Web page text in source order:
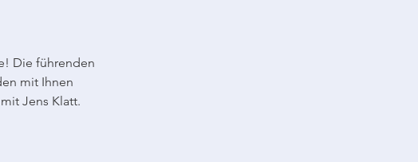
Die führenden
mit Ihnen
Jens Klatt.